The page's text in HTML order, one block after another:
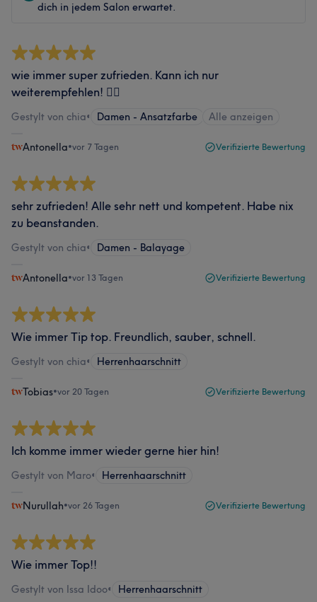
dich in jedem Salon erwartet.
wie immer super zufrieden. Kann ich nur
weiterempfehlen! 👍🏻
Gestylt von chia• Damen - Ansatzfarbe Alle anzeigen
Antonella•vor 7 Tagen Verifizierte Bewertung
sehr zufrieden! Alle sehr nett und kompetent. Habe nix
zu beanstanden.
Gestylt von chia• Damen - Balayage
Antonella•vor 13 Tagen Verifizierte Bewertung
Wie immer Tip top. Freundlich, sauber, schnell.
Gestylt von chia• Herrenhaarschnitt
Tobias•vor 20 Tagen Verifizierte Bewertung
Ich komme immer wieder gerne hier hin!
Gestylt von Maro• Herrenhaarschnitt
Nurullah•vor 26 Tagen Verifizierte Bewertung
Wie immer Top!!
Gestylt von Issa Idoo• Herrenhaarschnitt